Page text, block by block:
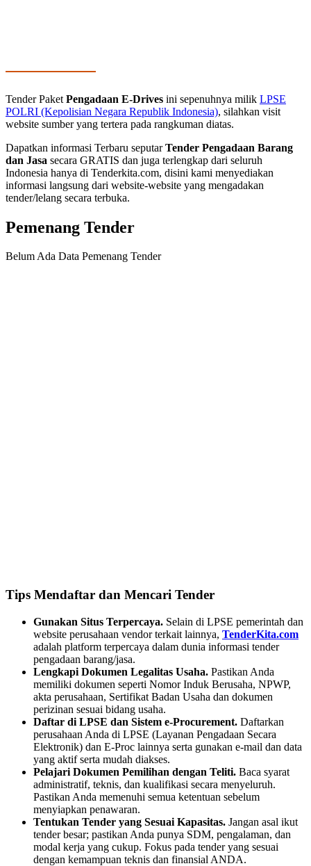
Tender Paket Pengadaan E-Drives ini sepenuhnya milik LPSE
POLRI (Kepolisian Negara Republik Indonesia), silahkan visit
website sumber yang tertera pada rangkuman diatas.
Dapatkan informasi Terbaru seputarTender Pengadaan Barang
dan Jasa secara GRATIS dan juga terlengkap dari seluruh
Indonesia hanya di Tenderkita.com, disini kami menyediakan
informasi langsung dari website-website yang mengadakan
tender/lelang secara terbuka.
Pemenang Tender
Belum Ada Data Pemenang Tender
Tips Mendaftar dan Mencari Tender
Gunakan Situs Terpercaya. Selain di LPSE pemerintah dan
website perusahaan vendor terkait lainnya, TenderKita.com
adalah platform terpercaya dalam dunia informasi tender
pengadaan barang/jasa.
Lengkapi Dokumen Legalitas Usaha. Pastikan Anda
memiliki dokumen seperti Nomor Induk Berusaha, NPWP,
akta perusahaan, Sertifikat Badan Usaha dan dokumen
perizinan sesuai bidang usaha.
Daftar di LPSE dan Sistem e-Procurement. Daftarkan
perusahaan Anda di LPSE (Layanan Pengadaan Secara
Elektronik) dan E-Proc lainnya serta gunakan e-mail dan data
yang aktif serta mudah diakses.
Pelajari Dokumen Pemilihan dengan Teliti. Baca syarat
administratif, teknis, dan kualifikasi secara menyeluruh.
Pastikan Anda memenuhi semua ketentuan sebelum
menyiapkan penawaran.
Tentukan Tender yang Sesuai Kapasitas. Jangan asal ikut
tender besar; pastikan Anda punya SDM, pengalaman, dan
modal kerja yang cukup. Fokus pada tender yang sesuai
dengan kemampuan teknis dan finansial ANDA.